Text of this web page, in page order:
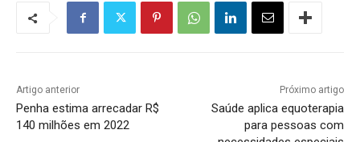
Artigo anterior
Penha estima arrecadar R$
140 milhões em 2022
Próximo artigo
Saúde aplica equoterapia
para pessoas com